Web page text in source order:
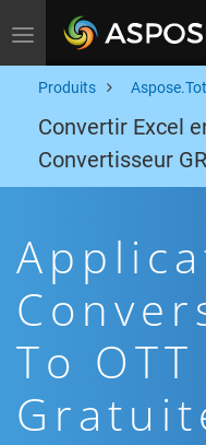
Toggle navigation
Produits
Convertir Excel
Convertisseur
To